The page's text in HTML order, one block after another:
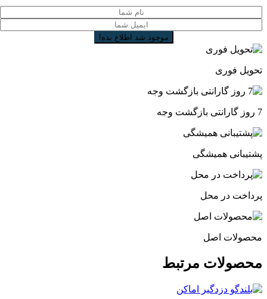
تحویل فوری
7 روز گارانتی بازگشت وجه
پشتیبانی همیشگی
پرداخت در محل
محصولات اصل
محصولات مرتبط